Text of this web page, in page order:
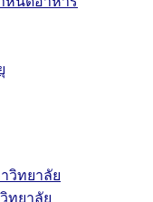
วิทยาลัย
ทยาลัย